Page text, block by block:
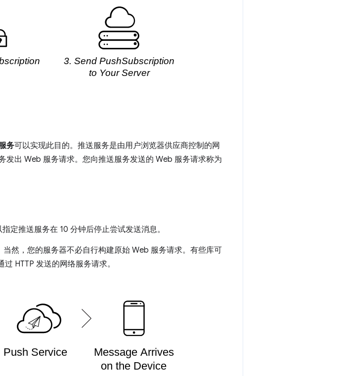
务可以实现此目的。推送服务是由用户浏览器供应商控制的网
出 Web 服务请求。您向推送服务发送的 Web 服务请求称为
定推送服务在 10 分钟后停止尝试发送消息。
然，您的服务器不必自行构建原始 Web 服务请求。有些库可
HTTP 发送的网络服务请求。